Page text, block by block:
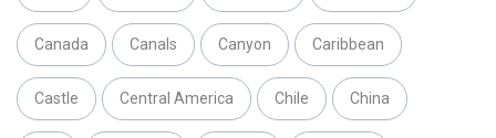
Canada Canals Canyon Caribbean
Castle Central America Chile China